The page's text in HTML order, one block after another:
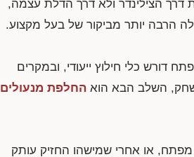
דרך הצילינדר ולא דרך הדלת עצמה,
הרבה יותר מביקור של בעל מקצוע.
דורש כלי חילוץ ייעודי, ובמקרים
השלב הבא הוא החלפת מנעולים
או אחרי שמישהו החזיק עותק